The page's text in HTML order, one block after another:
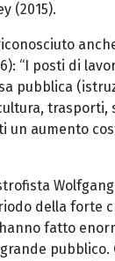
(2015).
“I posti di
pubblica
trasporti,
un aumento
della forte
fatto
pubblico.